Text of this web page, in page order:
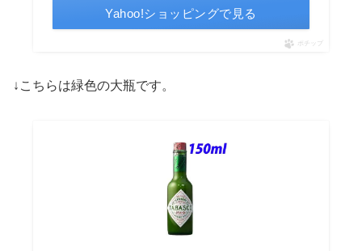
Yahoo!ショッピングで見る
ポチップ
↓こちらは緑色の大瓶です。